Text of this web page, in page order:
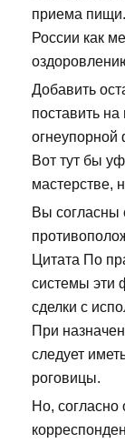
приема
России как
Добавить
поставить
огнеупорной
Вот тут бы
мастерстве,
Вы согласны
Цитата По
системы эти
сделки с
При
следует
роговицы.
Но, согласно